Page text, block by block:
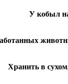
У кобыл
Хранить в